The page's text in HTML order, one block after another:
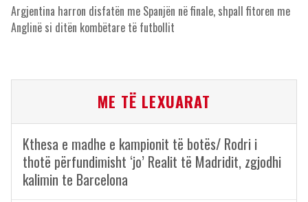
Argjentina harron disfatën me Spanjën në finale, shpall fitoren me
Anglinë si ditën kombëtare të futbollit
ME TË LEXUARAT
Kthesa e madhe e kampionit të botës/ Rodri i
thotë përfundimisht ‘jo’ Realit të Madridit, zgjodhi
kalimin te Barcelona